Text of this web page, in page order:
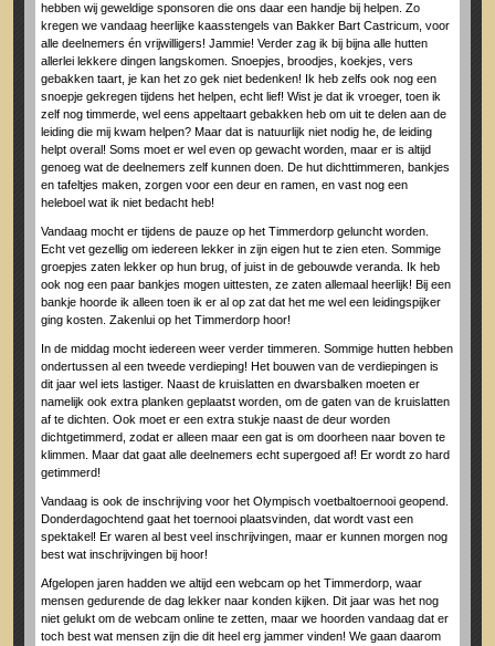
hebben wij geweldige sponsoren die ons daar een handje bij helpen. Zo
kregen we vandaag heerlijke kaasstengels van Bakker Bart Castricum, voor
alle deelnemers én vrijwilligers! Jammie! Verder zag ik bij bijna alle hutten
allerlei lekkere dingen langskomen. Snoepjes, broodjes, koekjes, vers
gebakken taart, je kan het zo gek niet bedenken! Ik heb zelfs ook nog een
snoepje gekregen tijdens het helpen, echt lief! Wist je dat ik vroeger, toen ik
zelf nog timmerde, wel eens appeltaart gebakken heb om uit te delen aan de
leiding die mij kwam helpen? Maar dat is natuurlijk niet nodig he, de leiding
helpt overal! Soms moet er wel even op gewacht worden, maar er is altijd
genoeg wat de deelnemers zelf kunnen doen. De hut dichttimmeren, bankjes
en tafeltjes maken, zorgen voor een deur en ramen, en vast nog een
heleboel wat ik niet bedacht heb!
Vandaag mocht er tijdens de pauze op het Timmerdorp geluncht worden.
Echt vet gezellig om iedereen lekker in zijn eigen hut te zien eten. Sommige
groepjes zaten lekker op hun brug, of juist in de gebouwde veranda. Ik heb
ook nog een paar bankjes mogen uittesten, ze zaten allemaal heerlijk! Bij een
bankje hoorde ik alleen toen ik er al op zat dat het me wel een leidingspijker
ging kosten. Zakenlui op het Timmerdorp hoor!
In de middag mocht iedereen weer verder timmeren. Sommige hutten hebben
ondertussen al een tweede verdieping! Het bouwen van de verdiepingen is
dit jaar wel iets lastiger. Naast de kruislatten en dwarsbalken moeten er
namelijk ook extra planken geplaatst worden, om de gaten van de kruislatten
af te dichten. Ook moet er een extra stukje naast de deur worden
dichtgetimmerd, zodat er alleen maar een gat is om doorheen naar boven te
klimmen. Maar dat gaat alle deelnemers echt supergoed af! Er wordt zo hard
getimmerd!
Vandaag is ook de inschrijving voor het Olympisch voetbaltoernooi geopend.
Donderdagochtend gaat het toernooi plaatsvinden, dat wordt vast een
spektakel! Er waren al best veel inschrijvingen, maar er kunnen morgen nog
best wat inschrijvingen bij hoor!
Afgelopen jaren hadden we altijd een webcam op het Timmerdorp, waar
mensen gedurende de dag lekker naar konden kijken. Dit jaar was het nog
niet gelukt om de webcam online te zetten, maar we hoorden vandaag dat er
toch best wat mensen zijn die dit heel erg jammer vinden! We gaan daarom